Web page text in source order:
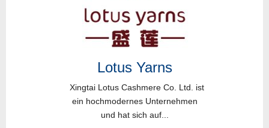
Lotus Yarns
Xingtai Lotus Cashmere Co. Ltd. ist
ein hochmodernes Unternehmen
und hat sich auf...